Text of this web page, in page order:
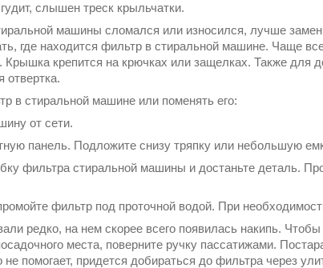
слышен треск крыльчатки.
машины сломался или износился, лучше
где находится фильтр в стиральной машине. Чаще
Крышка крепится на крючках или защелках. Также для
отвертка.
в стиральной машине или поменять его:
от сети.
панель. Подложите снизу тряпку или небольшую
фильтра стиральной машины и достаньте деталь.
фильтр под проточной водой. При
редко, на нем скорее всего появилась накипь.
места, поверните ручку пассатижами.
помогает, придется добираться до фильтра через